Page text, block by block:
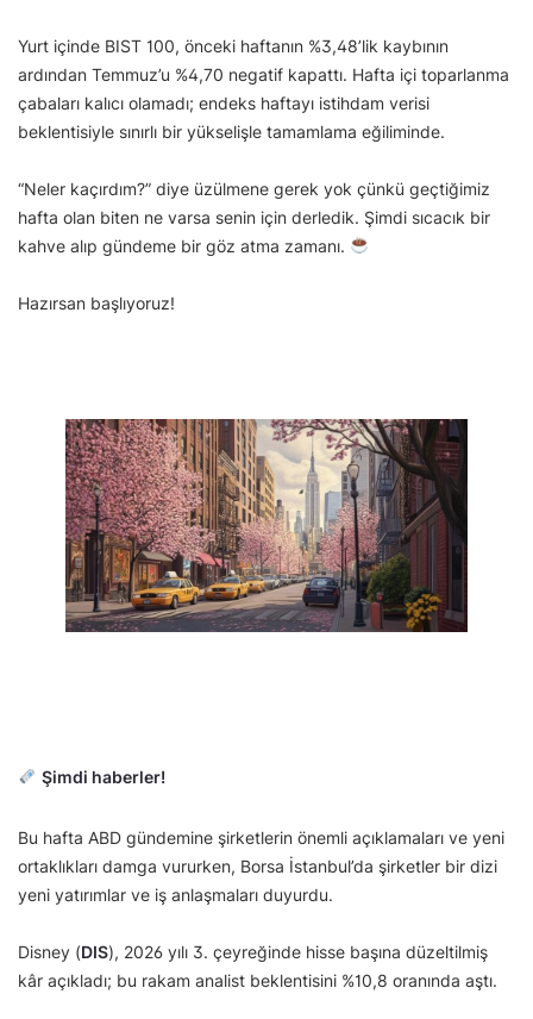
Yurt içinde BIST 100, önceki haftanın %3,48’lik kaybının
ardından Temmuz’u %4,70 negatif kapattı. Hafta içi toparlanma
çabaları kalıcı olamadı; endeks haftayı istihdam verisi
beklentisiyle sınırlı bir yükselişle tamamlama eğiliminde.
“Neler kaçırdım?” diye üzülmene gerek yok çünkü geçtiğimiz
hafta olan biten ne varsa senin için derledik. Şimdi sıcacık bir
kahve alıp gündeme bir göz atma zamanı.
Hazırsan başlıyoruz!
Şimdi haberler!
Bu hafta ABD gündemine şirketlerin önemli açıklamaları ve yeni
ortaklıkları damga vururken, Borsa İstanbul’da şirketler bir dizi
yeni yatırımlar ve iş anlaşmaları duyurdu.
Disney (DIS), 2026 yılı 3. çeyreğinde hisse başına düzeltilmiş
kâr açıkladı; bu rakam analist beklentisini %10,8 oranında aştı.